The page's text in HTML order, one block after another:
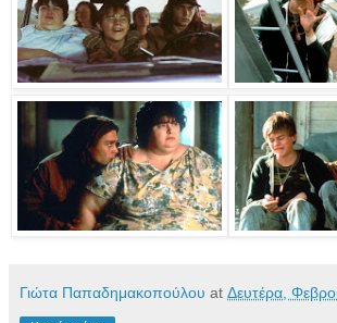
Γιώτα Παπαδημακοπούλου at Δευτέρα,